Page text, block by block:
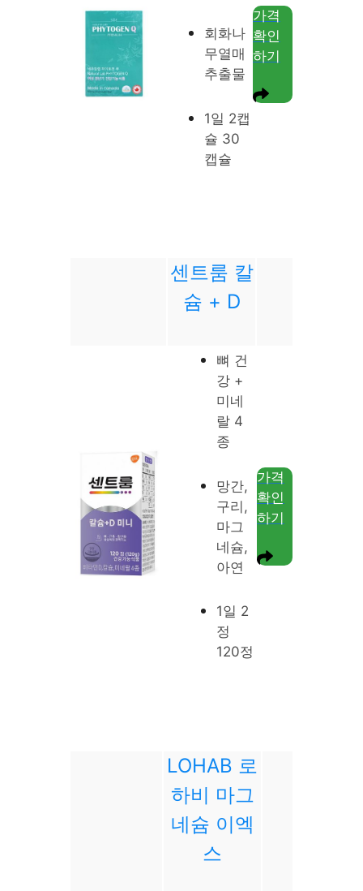
회화나
무열매
추출물
1일 2캡
슐 30
캡슐
가격
확인
하기
센트룸 칼
슘 + D
뼈 건
강 +
미네
랄 4
종
망간,
구리,
마그
네슘,
아연
1일 2
정
120정
가격
확인
하기
LOHAB 로
하비 마그
네슘 이엑
스